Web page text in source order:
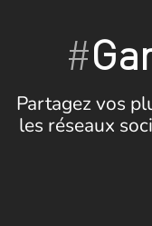
#
Partagez vos
les réseaux